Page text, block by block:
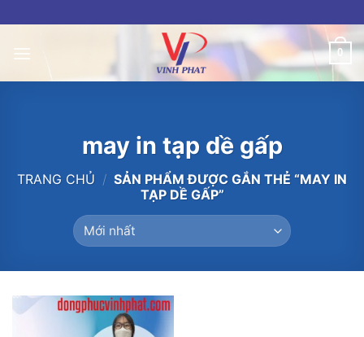
to
content
0
may in tạp dề gấp
TRANG CHỦ / SẢN PHẨM ĐƯỢC GẮN THẺ “MAY IN
TẠP DỀ GẤP”